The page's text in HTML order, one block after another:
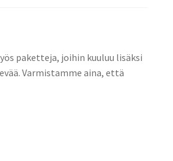
paketteja, joihin kuuluu lisäksi
Varmistamme aina, että